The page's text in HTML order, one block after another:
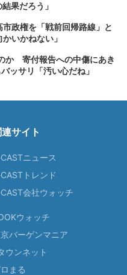
果だろう」
政権を「戦前回帰路線」と
いかねない」
か 寄付報告への中傷にあき
ッサリ「汚い心だね」
連サイト
ニュース
トレンド
会社ウォッチ
ウォッチ
バーゲンマニア
ウンネット
まる